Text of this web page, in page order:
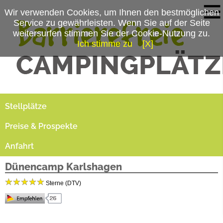
Campingplatzmenü
Stellplätze
Preise & Prospekte
Anfahrt
Dünencamp Karlshagen
Sterne (DTV)
Wir verwenden Cookies, um Ihnen den bestmöglichen
Service zu gewährleisten. Wenn Sie auf der Seite
weitersurfen stimmen Sie der Cookie-Nutzung zu.
Ich stimme zu
[X]